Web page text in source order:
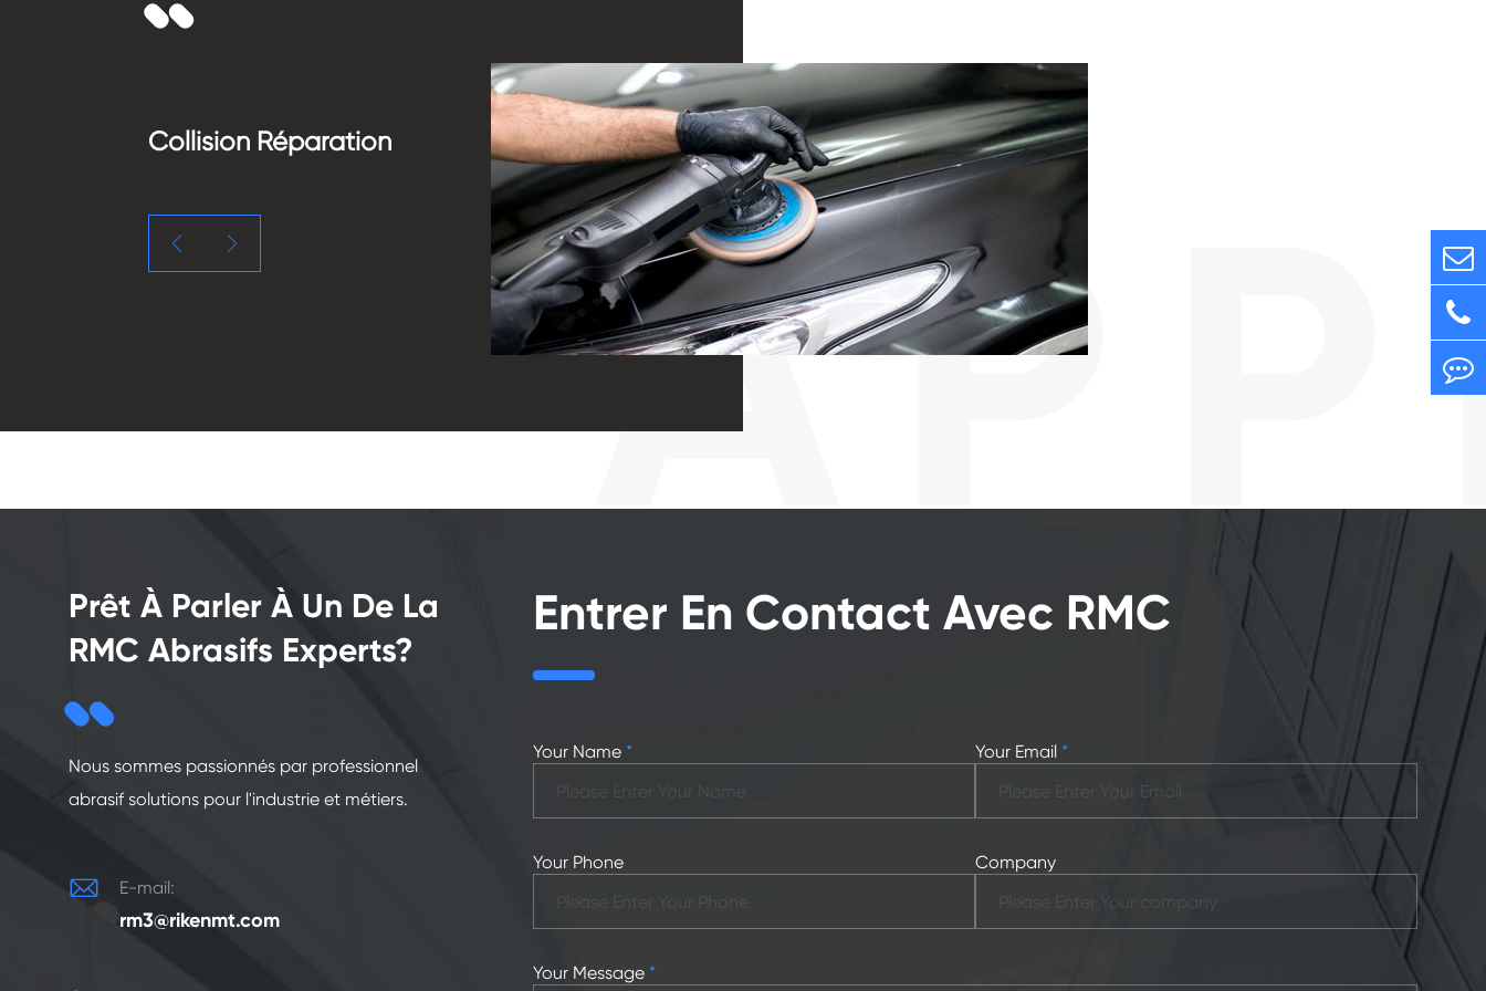
Collision Réparation
 
Prêt À Parler À Un De La
RMC Abrasifs Experts?
Nous sommes passionnés par professionnel
abrasif solutions pour l'industrie et métiers.
 E-mail:
rm3@rikenmt.com
Entrer En Contact Avec RMC
Your Name * Your Email *
Your Phone Company
Your Message *